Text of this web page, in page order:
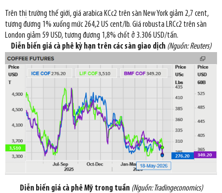
Trên thị trường thế giới, giá arabica KCc2 trên sàn New York giảm 2,7 cent,
tương đương 1% xuống mức 264,2 US cent/lb. Giá robusta LRCc2 trên sàn
London giảm 59 USD, tương đương 1,8% chốt ở 3.306 USD/tấn.
Diễn biến giá cà phê kỳ hạn trên các sàn giao dịch (Nguồn: Reuters)
Diễn biến giá cà phê Mỹ trong tuần (Nguồn:Tradingeconomics)